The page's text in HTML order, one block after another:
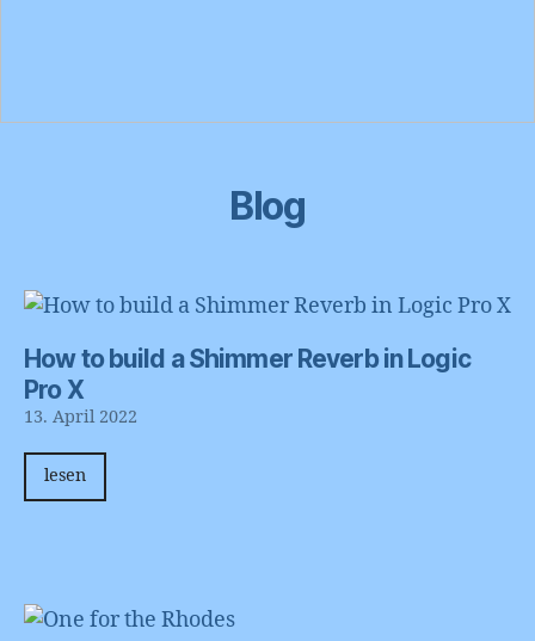
Blog
How to build a Shimmer Reverb in Logic
Pro X
13. April 2022
lesen